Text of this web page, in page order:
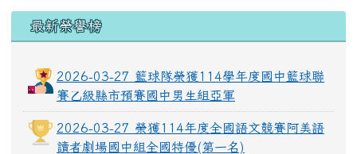
最新榮譽榜
2026-03-27 籃球隊榮獲114學年度國中籃球聯
賽乙級縣市預賽國中男生組亞軍
2026-03-27 榮獲114年度全國語文競賽阿美語
讀者劇場國中組全國特優(第一名)